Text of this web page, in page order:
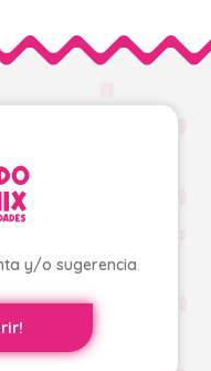
y/o sugerencia.